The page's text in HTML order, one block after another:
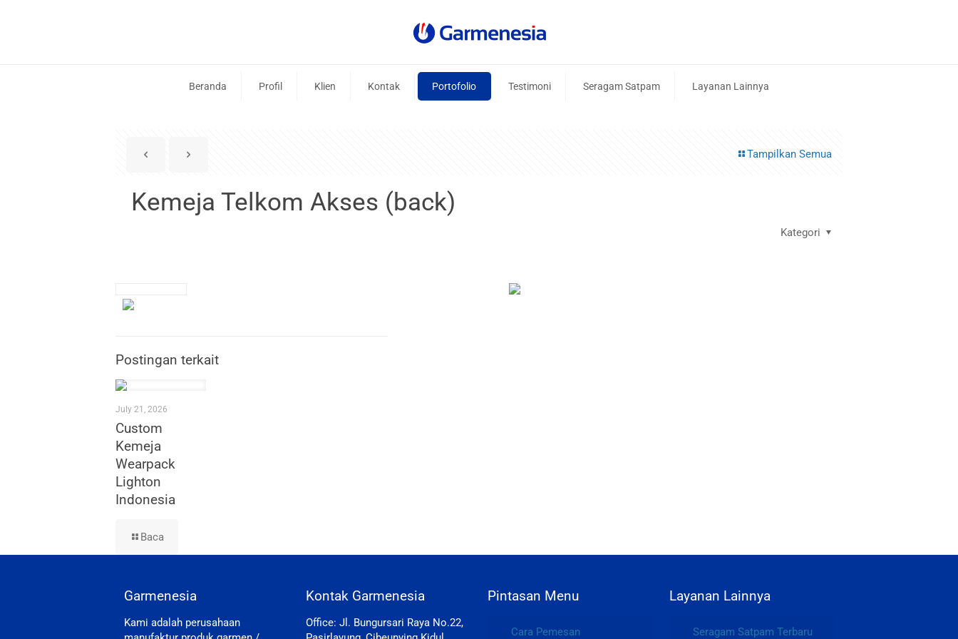
Beranda Profil Klien Kontak Portofolio Testimoni Seragam Satpam Layanan Lainnya
Tampilkan Semua
Kemeja Telkom Akses (back)
Kategori
Postingan terkait
July 21, 2026
Custom
Kemeja
Wearpack
Lighton
Indonesia
Baca
Garmenesia
Kami adalah perusahaan
Kontak Garmenesia
Office: Jl. Bungursari Raya No.22,
Pintasan Menu
Cara Pemesan
Layanan Lainnya
Seragam Satpam Terbaru